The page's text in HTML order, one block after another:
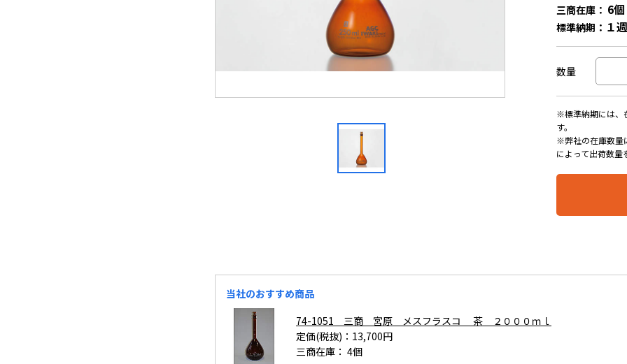
三商在庫： 6個
標準納期： １
数量
※標準納期には、
す。
※弊社の在庫数量
によって出荷数量
当社のおすすめ商品
74-1051 三商 宮原 メスフラスコ 茶 ２０００ｍｌ
定価(税抜)：13,700円
三商在庫： 4個